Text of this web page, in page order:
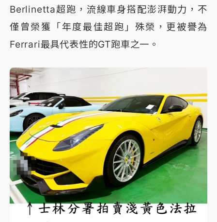
Berlinetta超跑，流線車身搭配澎湃動力，不
僅曾榮獲「年度最佳超跑」殊榮，更被譽為
Ferrari最具代表性的GT跑車之一。